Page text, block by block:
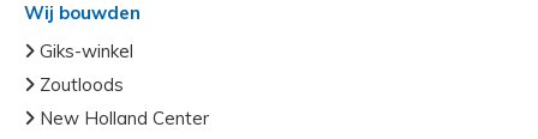
Wij bouwden
Giks-winkel
Zoutloods
New Holland Center